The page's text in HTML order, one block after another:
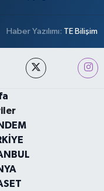
Haber Yazılımı: TE Bilişim